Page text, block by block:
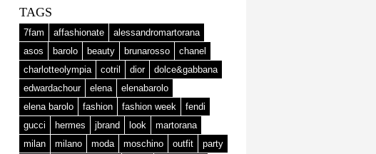
TAGS
7fam affashionate
alessandromartorana
asos
barolo beauty brunarosso
chanel
charlotteolympia
cotril dior
dolce&gabbana
edwardachour
elena
elenabarolo
elena barolo
fashion fashion week
fendi
gucci
hermes jbrand look
martorana
milan
milano moda moschino outfit party